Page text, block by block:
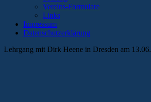
Vereins-Formulare
Links
Impressum
Datenschutzerklärung
Lehrgang mit Dirk Heene in Dresden am 13.06.